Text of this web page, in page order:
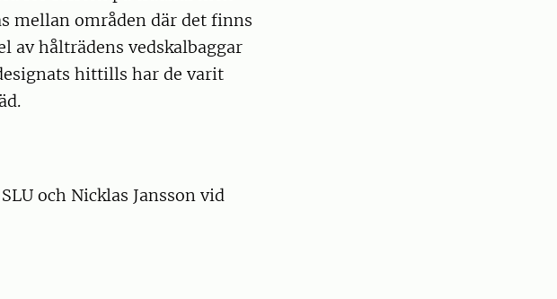
mellan områden där det finns
av hålträdens vedskalbaggar
hittills har de varit
och Nicklas Jansson vid